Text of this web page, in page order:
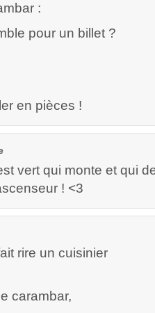
:
pour un billet ?
en pièces !
vert qui monte et qui
! <3
rire un cuisinier
carambar,